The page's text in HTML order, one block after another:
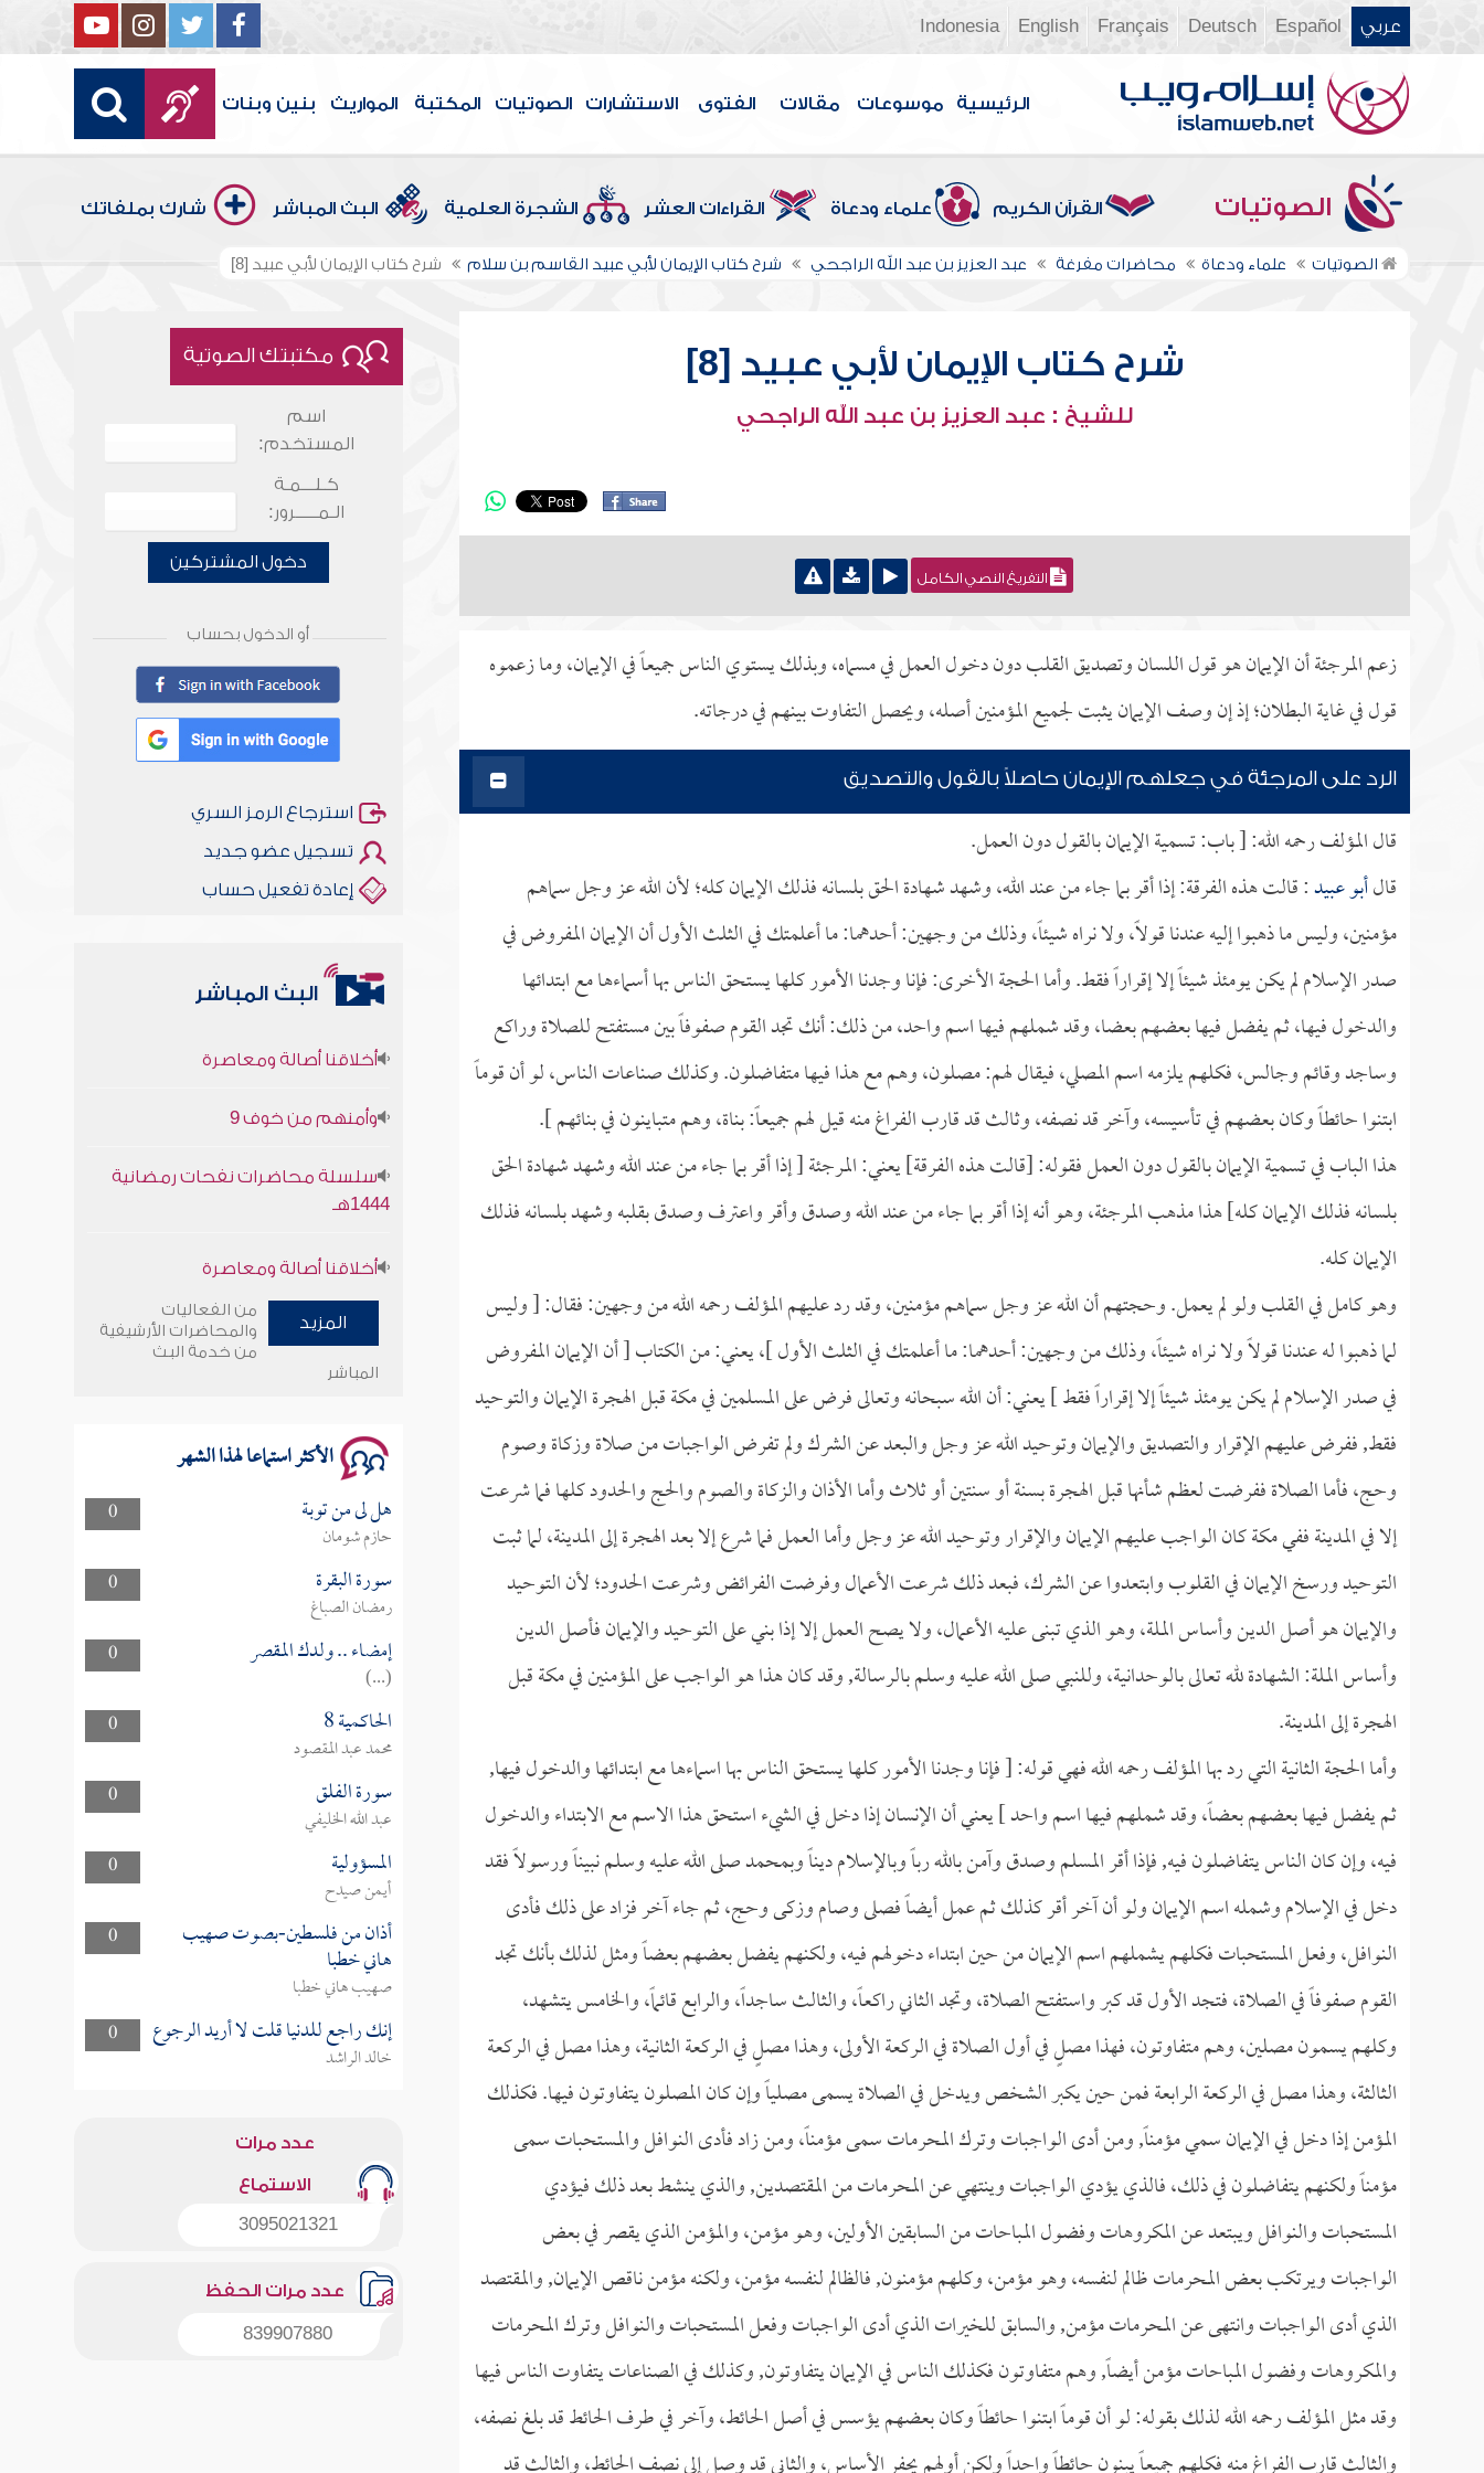
عربي Español
Deutsch
Français
English
Indonesia
الرئيسية موسوعات مقالات الفتوى الاستشارات الصوتيات المكتبة المواريث بنين وبنات
الصوتيات القرآن الكريم علماء ودعاة القراءات العشر الشجرة العلمية البث المباشر شارك بملفاتك
الصوتيات علماء ودعاة محاضرات مفرغة عبد العزيز بن عبد الله الراجحي شرح كتاب الإيمان لأبي عبيد القاسم بن سلام شرح كتاب الإيمان لأبي عبيد [8]
شرح كتاب الإيمان لأبي عبيد [8]
للشيخ : عبد العزيز بن عبد الله الراجحي
التفريغ النصي الكامل
زعم المرجئة أن الإيمان هو قول اللسان وتصديق القلب دون دخول العمل في مسماه، وبذلك يستوي الناس جميعاً في الإيمان، وما زعموه
قول في غاية البطلان؛ إذ إن وصف الإيمان يثبت لجميع المؤمنين أصله، ويحصل التفاوت بينهم في درجاته.
الرد على المرجئة في جعلهم الإيمان حاصلاً بالقول والتصديق
قال المؤلف رحمه الله: [ باب: تسمية الإيمان بالقول دون العمل.
قالأبو عبيد: قالت هذه الفرقة: إذا أقر بما جاء من عند الله، وشهد شهادة الحق بلسانه فذلك الإيمان كله؛ لأن الله عز وجل سماهم
مؤمنين، وليس ما ذهبوا إليه عندنا قولاً، ولا نراه شيئاً، وذلك من وجهين: أحدهما: ما أعلمتك في الثلث الأول أن الإيمان المفروض في
صدر الإسلام لم يكن يومئذ شيئاً إلا إقراراً فقط. وأما الحجة الأخرى: فإنا وجدنا الأمور كلها يستحق الناس بها أسماءها مع ابتدائها
والدخول فيها، ثم يفضل فيها بعضهم بعضا، وقد شملهم فيها اسم واحد، من ذلك: أنك تجد القوم صفوفاً بين مستفتح للصلاة وراكع
وساجد وقائم وجالس، فكلهم يلزمه اسم المصلي، فيقال لهم: مصلون، وهم مع هذا فيها متفاضلون. وكذلك صناعات الناس، لو أن قوماً
ابتنوا حائطاً وكان بعضهم في تأسيسه، وآخر قد نصفه، وثالث قد قارب الفراغ منه قيل لهم جميعاً: بناة، وهم متباينون في بنائهم ].
هذا الباب في تسمية الإيمان بالقول دون العمل فقوله: [قالت هذه الفرقة] يعني: المرجئة [ إذا أقر بما جاء من عند الله وشهد شهادة الحق
بلسانه فذلك الإيمان كله] هذا مذهب المرجئة، وهو أنه إذا أقر بما جاء من عند الله وصدق وأقر واعترف وصدق بقلبه وشهد بلسانه فذلك
الإيمان كله.
وهو كامل في القلب ولو لم يعمل. وحجتهم أن الله عز وجل سماهم مؤمنين، وقد رد عليهم المؤلف رحمه الله من وجهين: فقال: [ وليس
لما ذهبوا له عندنا قولاً ولا نراه شيئاً، وذلك من وجهين: أحدهما: ما أعلمتك في الثلث الأول ]، يعني: من الكتاب [ أن الإيمان المفروض
في صدر الإسلام لم يكن يومئذ شيئاً إلا إقراراً فقط ] يعني: أن الله سبحانه وتعالى فرض على المسلمين في مكة قبل الهجرة الإيمان والتوحيد
فقط, ففرض عليهم الإقرار والتصديق والإيمان وتوحيد الله عز وجل والبعد عن الشرك ولم تفرض الواجبات من صلاة وزكاة وصوم
وحج، فأما الصلاة ففرضت لعظم شأنها قبل الهجرة بسنة أو سنتين أو ثلاث وأما الأذان والزكاة والصوم والحج والحدود كلها فما شرعت
إلا في المدينة ففي مكة كان الواجب عليهم الإيمان والإقرار وتوحيد الله عز وجل وأما العمل فما شرع إلا بعد الهجرة إلى المدينة، لما ثبت
التوحيد ورسخ الإيمان في القلوب وابتعدوا عن الشرك، فبعد ذلك شرعت الأعمال وفرضت الفرائض وشرعت الحدود؛ لأن التوحيد
والإيمان هو أصل الدين وأساس الملة، وهو الذي تبنى عليه الأعمال، ولا يصح العمل إلا إذا بني على التوحيد والإيمان فأصل الدين
وأساس الملة: الشهادة لله تعالى بالوحدانية، وللنبي صلى الله عليه وسلم بالرسالة, وقد كان هذا هو الواجب على المؤمنين في مكة قبل
الهجرة إلى المدينة.
وأما الحجة الثانية التي رد بها المؤلف رحمه الله فهي قوله: [ فإنا وجدنا الأمور كلها يستحق الناس بها اسماءها مع ابتدائها والدخول فيها,
ثم يفضل فيها بعضهم بعضاً، وقد شملهم فيها اسم واحد ] يعني أن الإنسان إذا دخل في الشيء استحق هذا الاسم مع الابتداء والدخول
فيه، وإن كان الناس يتفاضلون فيه, فإذا أقر المسلم وصدق وآمن بالله رباً وبالإسلام ديناً وبمحمد صلى الله عليه وسلم نبيناً ورسولاً فقد
دخل في الإسلام وشمله اسم الإيمان ولو أن آخر أقر كذلك ثم عمل أيضاً فصلى وصام وزكى وحج، ثم جاء آخر فزاد على ذلك فأدى
النوافل، وفعل المستحبات فكلهم يشملهم اسم الإيمان من حين ابتداء دخولهم فيه، ولكنهم يفضل بعضهم بعضاً ومثل لذلك بأنك تجد
القوم صفوفاً في الصلاة، فتجد الأول قد كبر واستفتح الصلاة، وتجد الثاني راكعاً، والثالث ساجداً، والرابع قائماً، والخامس يتشهد،
وكلهم يسمون مصلين، وهم متفاوتون، فهذا مصلٍ في أول الصلاة في الركعة الأولى، وهذا مصلٍ في الركعة الثانية، وهذا مصل في الركعة
الثالثة، وهذا مصل في الركعة الرابعة فمن حين يكبر الشخص ويدخل في الصلاة يسمى مصلياً وإن كان المصلون يتفاوتون فيها. فكذلك
المؤمن إذا دخل في الإيمان سمي مؤمناً, ومن أدى الواجبات وترك المحرمات سمى مؤمناً، ومن زاد فأدى النوافل والمستحبات سمى
مؤمناً ولكنهم يتفاضلون في ذلك، فالذي يؤدي الواجبات وينتهي عن المحرمات من المقتصدين, والذي ينشط بعد ذلك فيؤدي
المستحبات والنوافل ويبتعد عن المكروهات وفضول المباحات من السابقين الأولين، وهو مؤمن، والمؤمن الذي يقصر في بعض
الواجبات ويرتكب بعض المحرمات ظالم لنفسه، وهو مؤمن، وكلهم مؤمنون, فالظالم لنفسه مؤمن، ولكنه مؤمن ناقص الإيمان, والمقتصد
الذي أدى الواجبات وانتهى عن المحرمات مؤمن, والسابق للخيرات الذي أدى الواجبات وفعل المستحبات والنوافل وترك المحرمات
والمكروهات وفضول المباحات مؤمن أيضاً, وهم متفاوتون فكذلك الناس في الإيمان يتفاوتون, وكذلك في الصناعات يتفاوت الناس فيها
وقد مثل المؤلف رحمه الله لذلك بقوله: لو أن قوماً ابتنوا حائطاً وكان بعضهم يؤسس في أصل الحائط، وآخر في طرف الحائط قد بلغ نصفه،
مكتبتك الصوتية
اسم
المستخدم:
كـلـــمـة
الـمـــــرور:
دخول المشتركين
أو الدخول بحساب
استرجاع الرمز السري
تسجيل عضو جديد
إعادة تفعيل حساب
البث المباشر
1444هـ
سلسلة محاضرات نفحات رمضانية
1444هـ
المزيد
من الفعاليات
والمحاضرات الأرشيفية
من خدمة البث
المباشر
الأكثر استماعا لهذا الشهر
0 هل لى من توبة
حازم شومان
0
سورة البقرة
رمضان الصباغ
0
إمضاء .. ولدك المقصر
(...)
0
الحاكمية 8
محمد عبد المقصود
0
سورة الفلق
عبد الله الخليفي
0
المسؤولية
أيمن صيدح
0
أذان من فلسطين-بصوت صهيب
هاني خطبا
صهيب هاني خطبا
0
إنك راجع للدنيا قلت لا أريد الرجوع
خالد الراشد
عدد مرات
الاستماع
3095021321
عدد مرات الحفظ
839907880